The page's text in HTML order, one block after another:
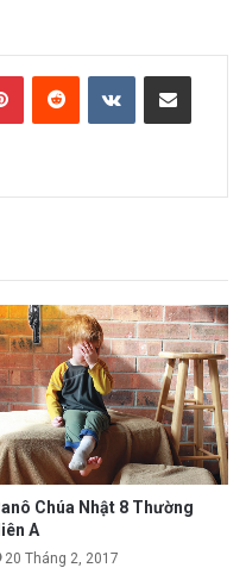
Chúa Nhật 8 Thường
A
20 Tháng 2, 2017